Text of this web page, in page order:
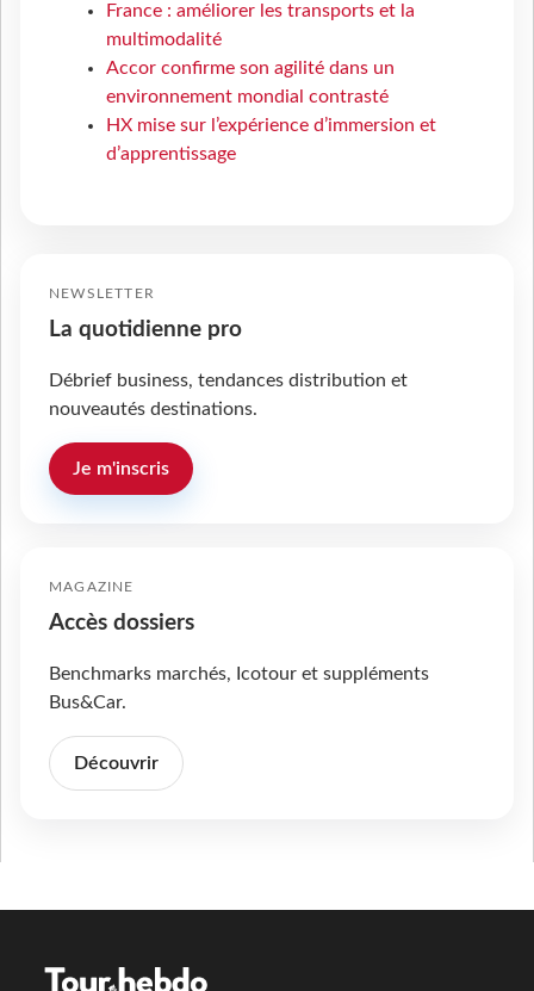
France : améliorer les transports et la
multimodalité
Accor confirme son agilité dans un
environnement mondial contrasté
HX mise sur l’expérience d’immersion et
d’apprentissage
NEWSLETTER
La quotidienne pro
Débrief business, tendances distribution et
nouveautés destinations.
Je m'inscris
MAGAZINE
Accès dossiers
Benchmarks marchés, Icotour et suppléments
Bus&Car.
Découvrir